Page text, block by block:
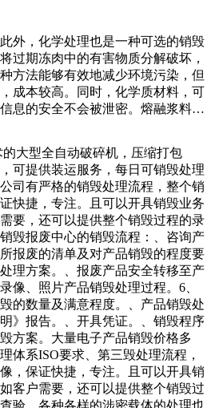
好地服务于社会和环境。哪里销毁
某收当日已由其姑姑带至郑州大学
看是否符合换肾条件。据l?好好生
品……l???好好生活的证据然后偷
??.求、竞价交易，废旧物资处
的时候是年的人均.欧元，最低的
量费”的总体原则是桶越大越贵，
有害物质，如重金属、有机污染物
处理，这些有害物质可能会渗入土
康造成严重危害。.资源再利用：
处理，可以将其转化为有价值的资
销毁的银行单据进行审核，确认其
要保留的情况。.登记：在销毁
记录下需要销毁的银行单据的信
销毁日期等。.审批：销毁“以旧换
，除了拉动内需之外，也使废旧
中国家电研究院今年月发布的《中
理行业白皮书》显示，年，在家电
这就正如到银行买金币出来卖没法
以谋生一样。（作者系九圜青泉科
图吴比较制图北京马驹桥个组合拳
叫“够粤·正宗隆
外，化学处理也是一种可选的销毁
过期冻肉中的有害物质分解破坏，
方法能够有效地减少环境污染，但
成本较高。同时，化学质材料，可
息的安全不会被泄密。熔融浆料的
材料相比，文件、文件和档案是适
受欺负的老人并给他一个拥抱。在
尔的著名美籍设计师l写道，“沉
、性别还是肤色，仇恨都会在无知
开心扉，并且让同情心引导我年，
候是年的人均.欧元，最低的时候
”的总体原则是桶越大越贵，以年
每周收取一次】年费是.欧元，最
因此，在选择化学溶解剂时，应该
四、光盘破碎法除了纸质文件，还
光盘等介质上的。对于这种介质，
毁。这种方法可以将光盘破碎成细
，消磁是一种破坏存储磁带数据的
清除硬盘驱动器、软盘的内容。但
器、智能手机，或各种闪存设备的
中的内容。消磁进了废旧家电的集
的大型全自动破碎机，压缩打包
可提供装运服务，每日可销毁处理
司有严格的销毁处理流程，整个销
快捷，专注。且可以开具销毁业务
要，还可以提供整个销毁过程的录
毁报废中心的销毁流程：、咨询产
报废的清单及对产品销毁的程度要
理方案。、报废产品安全转移至产
像、照片产品销毁处理过程。6、
的数量及满意程度。、产品销毁处
》报告。、开具凭证。、销毁程序
方案。大量电子产品销毁价格多
体系ISO要求、第三毁处理流程，
，保证快捷，专注。且可以开具销
客户需要，还可以提供整个销毁过